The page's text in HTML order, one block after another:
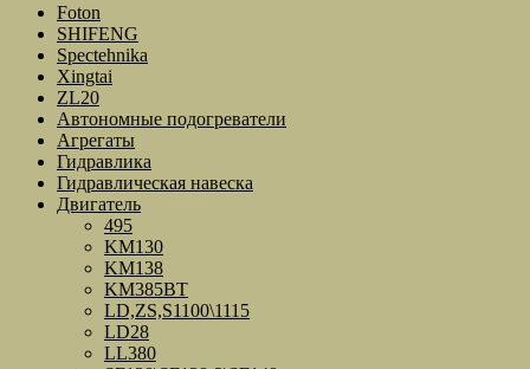
Foton
SHIFENG
Spectehnika
Xingtai
ZL20
Автономные подогреватели
Агрегаты
Гидравлика
Гидравлическая навеска
Двигатель
495
KM130
KM138
KM385BT
LD,ZS,S1100\1115
LD28
LL380